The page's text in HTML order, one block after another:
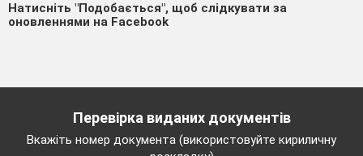
Натисніть "Подобається", щоб слідкувати за
оновленнями на Facebook
Перевірка виданих документів
Вкажіть номер документа (використовуйте кириличну